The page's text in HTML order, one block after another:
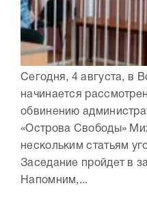
Сегодня, 4 августа, в
начинается
обвинению
«Острова Свободы»
нескольким статьям
Заседание пройдет в
Напомним,...